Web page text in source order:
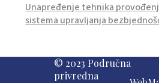
Unapređenje tehnika
sistema upravljanja
© 2023 Područna
privredna